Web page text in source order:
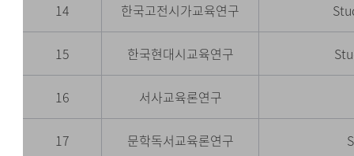
14 한국고전시가교육연구
15 한국현대시교육연구
16 서사교육론연구
17 문학독서교육론연구